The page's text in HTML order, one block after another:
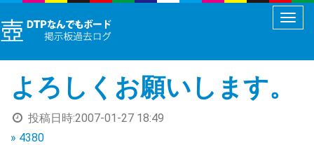
メ
ュ
よろしくお願いします。
投稿日時:2007-01-27 18:49
» 4380